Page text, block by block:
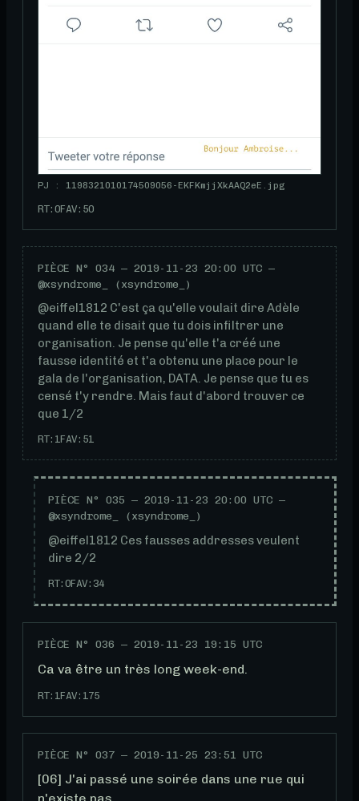
PJ : 1198321010174509056-EKFKmjjXkAAQ2eE.jpg
RT: 0FAV: 50
PIÈCE N° 034— 2019-11-23 20:00 UTC—
@xsyndrome_ (xsyndrome_)
@eiffel1812 C'est ça qu'elle voulait dire Adèle
quand elle te disait que tu dois infiltrer une
organisation. Je pense qu'elle t'a créé une
fausse identité et t'a obtenu une place pour le
gala de l'organisation, DATA. Je pense que tu es
censé t'y rendre. Mais faut d'abord trouver ce
que 1/2
RT: 1FAV: 51
PIÈCE N°035 —2019-11-23 20:00 UTC —
@xsyndrome_ (xsyndrome_)
@eiffel1812 Ces fausses addresses veulent
dire 2/2
RT:0FAV: 34
PIÈCE N° 036 — 2019-11-23 19:15 UTC
Ca va être un très long week-end.
RT: 1 FAV: 175
PIÈCE N° 037— 2019-11-25 23:51 UTC
[06] J'ai passé une soirée dans une rue qui